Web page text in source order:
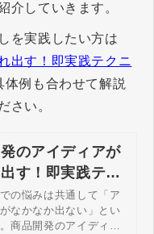
介していきます。
を実践したい方は
出す！即実践テクニ
体例も合わせて解説
さい。
のアイディアが
す！即実践テク
選を大公開
の悩みは共通して「ア
なかなか出ない」とい
商品開発のアイディア